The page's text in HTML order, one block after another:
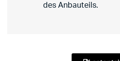
des Anbauteils.